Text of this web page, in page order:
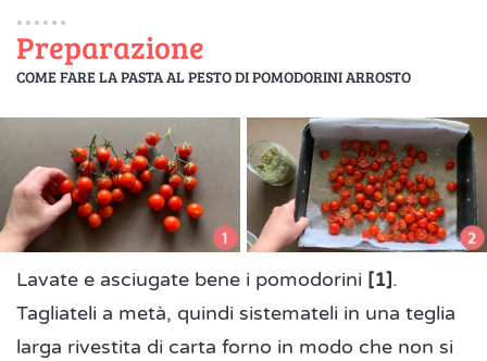
Preparazione
COME FARE LA PASTA AL PESTO DI POMODORINI ARROSTO
Lavate e asciugate bene i pomodorini [1].
Tagliateli a metà, quindi sistemateli in una teglia
larga rivestita di carta forno in modo che non si